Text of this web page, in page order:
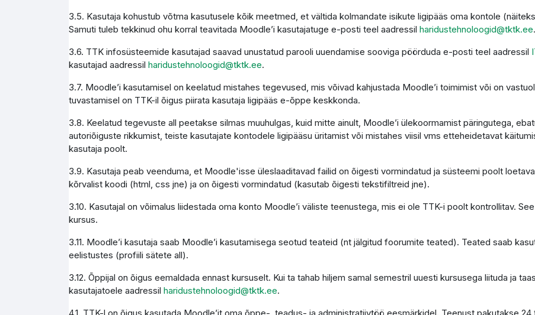
3.5. Kasutaja kohustub võtma kasutusele kõik meetmed, et vältida kolmandate isikute ligipääs oma kontole
Samuti tuleb tekkinud ohu korral teavitada Moodle’i kasutajatuge e-posti teel aadressil haridustehnoloogid@tktk.ee.
3.6. TTK infosüsteemide kasutajad saavad unustatud parooli uuendamise sooviga pöörduda e-posti teel aadressil
kasutajad aadressil haridustehnoloogid@tktk.ee.
3.7. Moodle’i kasutamisel on keelatud mistahes tegevused, mis võivad kahjustada Moodle’i toimimist või on
tuvastamisel on TTK-il õigus piirata kasutaja ligipääs e-õppe keskkonda.
3.8. Keelatud tegevuste all peetakse silmas muuhulgas, kuid mitte ainult, Moodle’i ülekoormamist päringutega,
autoriõiguste rikkumist, teiste kasutajate kontodele ligipääsu üritamist või mistahes viisil vms etteheidetavat
kasutaja poolt.
3.9. Kasutaja peab veenduma, et Moodle'isse üleslaaditavad failid on õigesti vormindatud ja süsteemi poolt
kõrvalist koodi (html, css jne) ja on õigesti vormindatud (kasutab õigesti tekstifiltreid jne).
3.10. Kasutajal on võimalus liidestada oma konto Moodle’i väliste teenustega, mis ei ole TTK-i poolt kontrollitav.
kursus.
3.11. Moodle’i kasutaja saab Moodle’i kasutamisega seotud teateid (nt jälgitud foorumite teated). Teated saab
eelistustes (profiili sätete all).
3.12. Õppijal on õigus eemaldada ennast kursuselt. Kui ta tahab hiljem samal semestril uuesti kursusega liituda ja
kasutajatoele aadressil haridustehnoloogid@tktk.ee.